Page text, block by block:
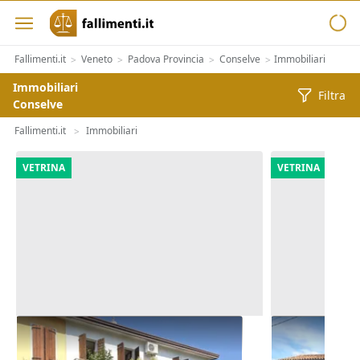
Fallimenti.it > Veneto > Padova Provincia > Conselve > Immobiliari
Immobiliari
Conselve
Filtra
Fallimenti.it > Immobiliari
VETRINA
Asta Abitazione cielo terra con
cortile e cantina
VETRINA
Asta Quota